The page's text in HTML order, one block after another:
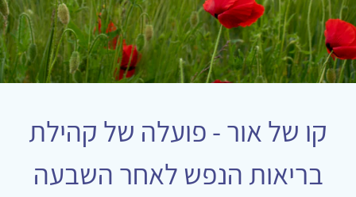
קו של אור - פועלה של קהילת
בריאות הנפש לאחר השבעה